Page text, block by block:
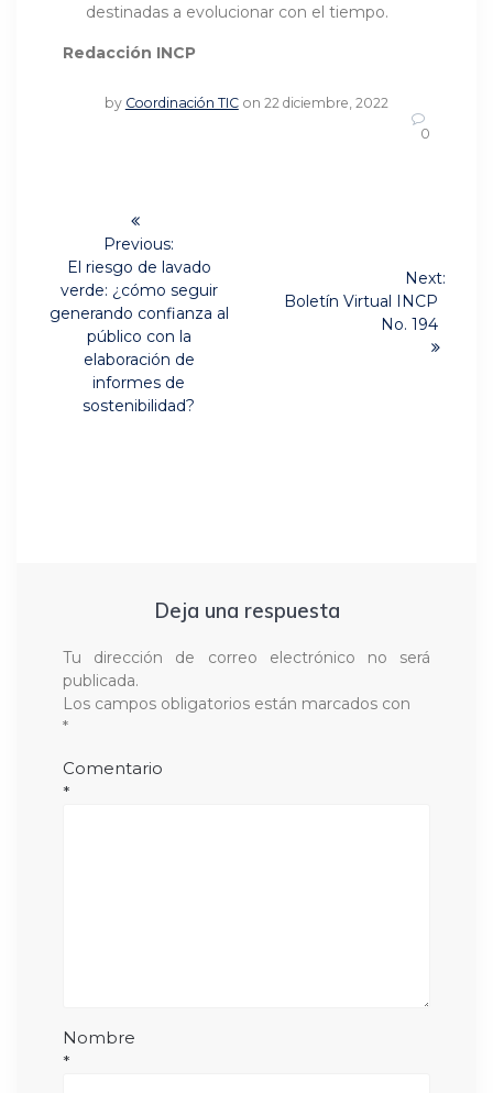
destinadas a evolucionar con el tiempo.
Redacción INCP
by Coordinación TIC on 22 diciembre, 2022
0
Navegación
entradas
Previous:
Previous
post:
El riesgo de lavado
verde: ¿cómo seguir
generando confianza al
público con la
elaboración de
informes de
sostenibilidad?
Next:
NextBoletín Virtual INCP
No. 194
Deja una respuesta
Tu dirección de correo electrónico no será
publicada.
Los campos obligatorios están marcados con
*
Comentario
*
Nombre
*